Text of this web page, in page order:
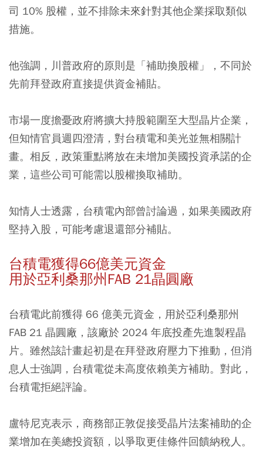
司 10% 股權，並不排除未來針對其他企業採取類似
措施。
他強調，川普政府的原則是「補助換股權」，不同於
先前拜登政府直接提供資金補貼。
市場一度擔憂政府將擴大持股範圍至大型晶片企業，
但知情官員週四澄清，對台積電和美光並無相關計
畫。相反，政策重點將放在未增加美國投資承諾的企
業，這些公司可能需以股權換取補助。
知情人士透露，台積電內部曾討論過，如果美國政府
堅持入股，可能考慮退還部分補貼。
台積電獲得66億美元資金
用於亞利桑那州FAB 21晶圓廠
台積電此前獲得 66 億美元資金，用於亞利桑那州
FAB 21 晶圓廠，該廠於 2024 年底投產先進製程晶
片。雖然該計畫起初是在拜登政府壓力下推動，但消
息人士強調，台積電從未高度依賴美方補助。對此，
台積電拒絕評論。
盧特尼克表示，商務部正敦促接受晶片法案補助的企
業增加在美總投資額，以爭取更佳條件回饋納稅人。